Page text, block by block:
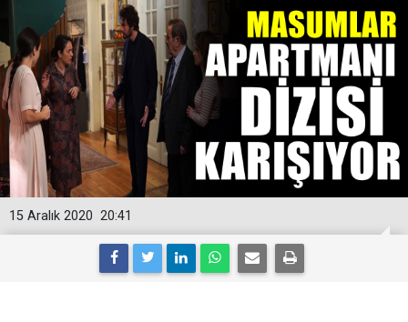
20:41
15 Aralık 2020